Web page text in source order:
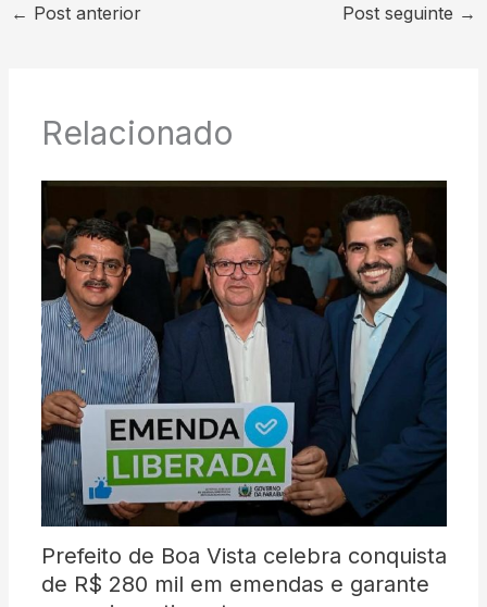
← Post anterior Post seguinte →
Relacionado
Prefeito de Boa Vista celebra conquista
de R$ 280 mil em emendas e garante